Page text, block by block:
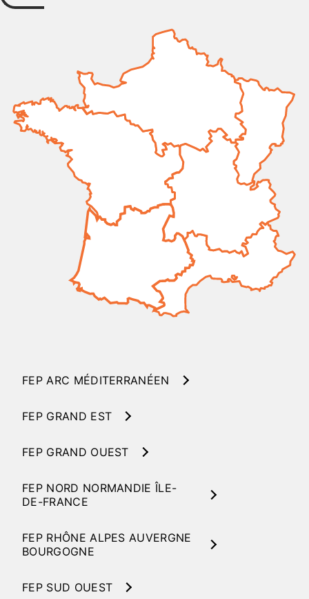
FEP ARC MÉDITERRANÉEN
FEP GRAND EST
FEP GRAND OUEST
FEP NORD NORMANDIE ÎLE-
DE-FRANCE
FEP RHÔNE ALPES AUVERGNE
BOURGOGNE
FEP SUD OUEST